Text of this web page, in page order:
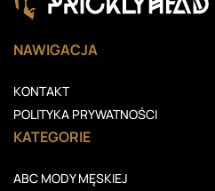
NAWIGACJA
KONTAKT
POLITYKA PRYWATNOŚCI
KATEGORIE
ABC MODY MĘSKIEJ